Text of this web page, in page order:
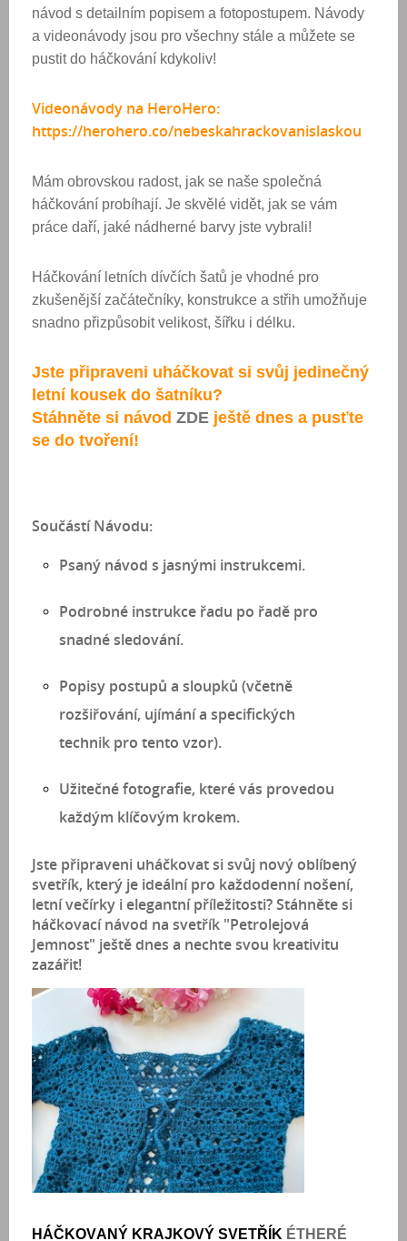
návod s detailním popisem a fotopostupem. Návody
a videonávody jsou pro všechny stále a můžete se
pustit do háčkování kdykoliv!
Videonávody na HeroHero:
https://herohero.co/nebeskahrackovanislaskou
Mám obrovskou radost, jak se naše společná
háčkování probíhají. Je skvělé vidět, jak se vám
práce daří, jaké nádherné barvy jste vybrali!
Háčkování letních dívčích šatů je vhodné pro
zkušenější začátečníky, konstrukce a střih umožňuje
snadno přizpůsobit velikost, šířku i délku.
Jste připraveni uháčkovat si svůj jedinečný
letní kousek do šatníku?
Stáhněte si návod ZDE ještě dnes a pusťte
se do tvoření!
Součástí Návodu:
Psaný návod s jasnými instrukcemi.
Podrobné instrukce řadu po řadě pro
snadné sledování.
Popisy postupů a sloupků (včetně
rozšiřování, ujímání a specifických
technik pro tento vzor).
Užitečné fotografie, které vás provedou
každým klíčovým krokem.
Jste připraveni uháčkovat si svůj nový oblíbený
svetřík, který je ideální pro každodenní nošení,
letní večírky i elegantní příležitosti? Stáhněte si
háčkovací návod na svetřík "Petrolejová
Jemnost" ještě dnes a nechte svou kreativitu
zazářit!
HÁČKOVANÝ KRAJKOVÝ SVETŘÍK ÉTHERÉ